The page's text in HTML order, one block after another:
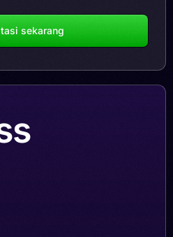
sekarang